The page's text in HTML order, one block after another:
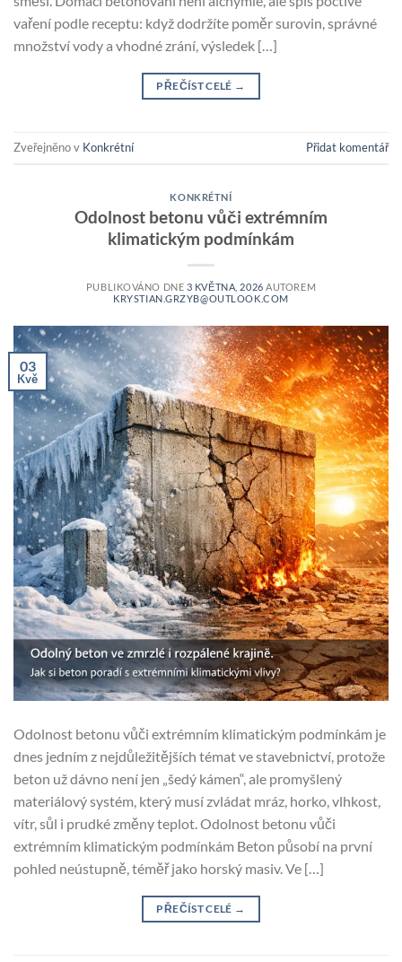
vaření podle receptu: když dodržíte poměr surovin, správné
množství vody a vhodné zrání, výsledek […]
PŘEČÍST CELÉ →
Zveřejněno v Konkrétní Přidat komentář
KONKRÉTNÍ
Odolnost betonu vůči extrémním
klimatickým podmínkám
PUBLIKOVÁNO DNE 3 KVĚTNA, 2026 AUTOREM
KRYSTIAN.GRZYB@OUTLOOK.COM
03
Kvě
Odolnost betonu vůči extrémním klimatickým podmínkám je
dnes jedním z nejdůležitějších témat ve stavebnictví, protože
beton už dávno není jen „šedý kámen“, ale promyšlený
materiálový systém, který musí zvládat mráz, horko, vlhkost,
vítr, sůl i prudké změny teplot. Odolnost betonu vůči
extrémním klimatickým podmínkám Beton působí na první
pohled neústupně, téměř jako horský masiv. Ve […]
PŘEČÍST CELÉ →